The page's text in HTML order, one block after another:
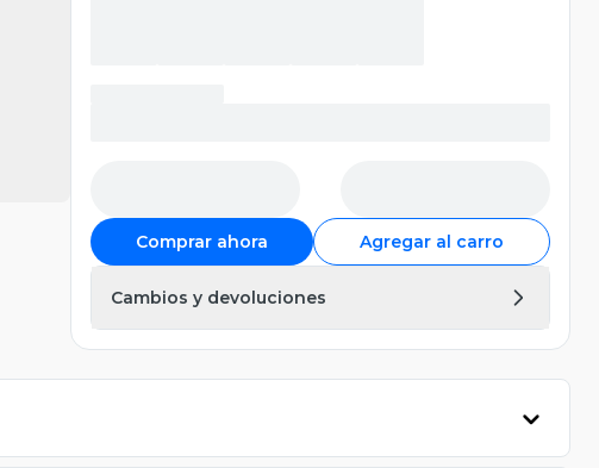
Comprar ahora Agregar al carro
Cambios y devoluciones